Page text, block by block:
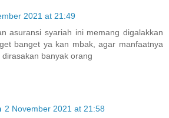
2021 at 21:49
asuransi syariah ini memang digalakkan
banget ya kan mbak, agar manfaatnya
banyak orang
2 November 2021 at 21:58